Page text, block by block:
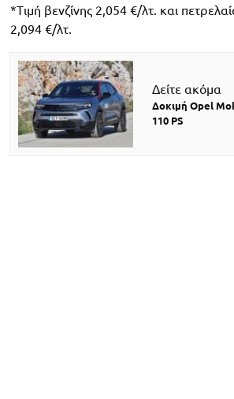
*Tιμή βενζίνης 2,054 €/λτ. και
2,094 €/λτ.
Δείτε ακόμα
Δοκιμή Opel
110 PS